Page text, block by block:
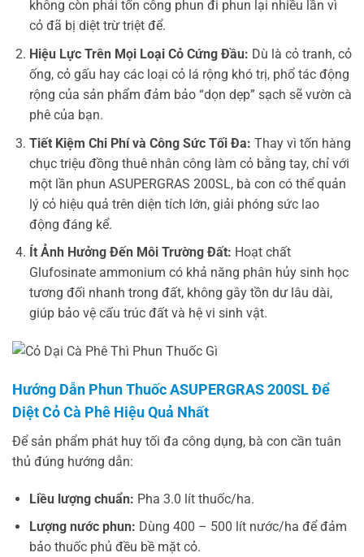
không còn phải tốn công phun đi phun lại nhiều lần vì
cỏ đã bị diệt trừ triệt để.
Hiệu Lực Trên Mọi Loại Cỏ Cứng Đầu: Dù là cỏ tranh, cỏ
ống, cỏ gấu hay các loại cỏ lá rộng khó trị, phổ tác động
rộng của sản phẩm đảm bảo “dọn dẹp” sạch sẽ vườn cà
phê của bạn.
Tiết Kiệm Chi Phí và Công Sức Tối Đa: Thay vì tốn hàng
chục triệu đồng thuê nhân công làm cỏ bằng tay, chỉ với
một lần phun ASUPERGRAS 200SL, bà con có thể quản
lý cỏ hiệu quả trên diện tích lớn, giải phóng sức lao
động đáng kể.
Ít Ảnh Hưởng Đến Môi Trường Đất: Hoạt chất
Glufosinate ammonium có khả năng phân hủy sinh học
tương đối nhanh trong đất, không gây tồn dư lâu dài,
giúp bảo vệ cấu trúc đất và hệ vi sinh vật.
Hướng Dẫn Phun Thuốc ASUPERGRAS 200SL Để
Diệt Cỏ Cà Phê Hiệu Quả Nhất
Để sản phẩm phát huy tối đa công dụng, bà con cần tuân
thủ đúng hướng dẫn:
Liều lượng chuẩn: Pha 3.0 lít thuốc/ha.
Lượng nước phun: Dùng 400 – 500 lít nước/ha để đảm
bảo thuốc phủ đều bề mặt cỏ.